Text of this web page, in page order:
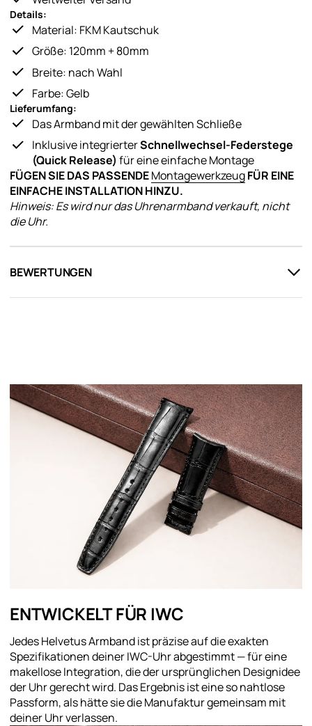
Details:
Material: FKM Kautschuk
Größe: 120mm + 80mm
Breite: nach Wahl
Farbe: Gelb
Lieferumfang:
Das Armband mit der gewählten Schließe
Inklusive integrierterSchnellwechsel-Federstege
(Quick Release) für eine einfache Montage
FÜGEN SIE DAS PASSENDEMontagewerkzeugFÜR EINE
EINFACHE INSTALLATION HINZU.
Hinweis: Es wird nur das Uhrenarmband verkauft, nicht
die Uhr.
BEWERTUNGEN
ENTWICKELT FÜR IWC
Jedes Helvetus Armband ist präzise auf die exakten
Spezifikationen deiner IWC-Uhr abgestimmt — für eine
makellose Integration, die der ursprünglichen Designidee
der Uhr gerecht wird. Das Ergebnis ist eine so nahtlose
Passform, als hätte sie die Manufaktur gemeinsam mit
deiner Uhr verlassen.